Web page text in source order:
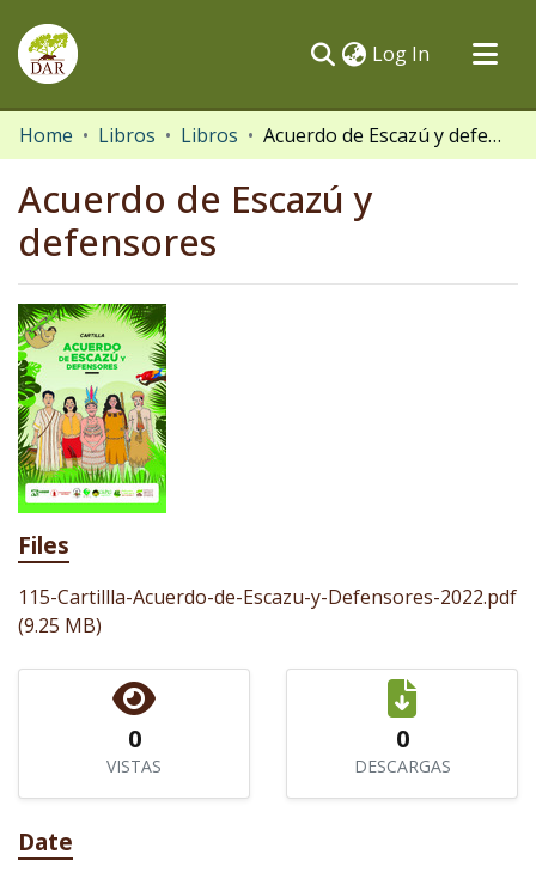
Log In (current)
Communities & Collections
All of DSpace
Statistics
Home Libros Libros Acuerdo de Escazú y defensores
Acuerdo de Escazú y
defensores
Files
115-Cartillla-Acuerdo-de-Escazu-y-Defensores-2022.pdf
(9.25 MB)
0
VISTAS
0
DESCARGAS
Date